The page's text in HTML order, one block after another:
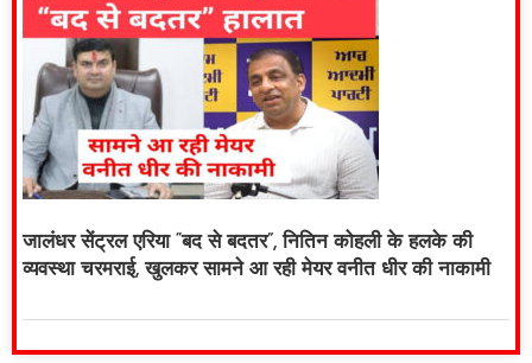
जालंधर सेंट्रल एरिया “बद से बदतर”, नितिन कोहली के हलके की
व्यवस्था चरमराई, खुलकर सामने आ रही मेयर वनीत धीर की नाकामी